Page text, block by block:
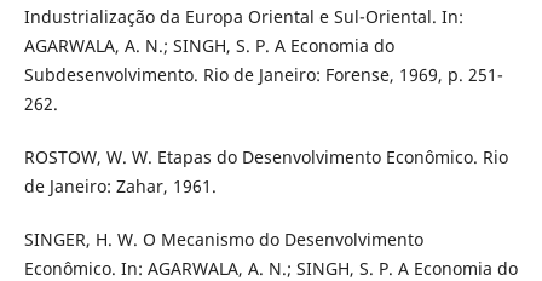
Industrialização da Europa Oriental e Sul-Oriental. In:
AGARWALA, A. N.; SINGH, S. P. A Economia do
Subdesenvolvimento. Rio de Janeiro: Forense, 1969, p. 251-
262.
ROSTOW, W. W. Etapas do Desenvolvimento Econômico. Rio
de Janeiro: Zahar, 1961.
SINGER, H. W. O Mecanismo do Desenvolvimento
Econômico. In: AGARWALA, A. N.; SINGH, S. P. A Economia do